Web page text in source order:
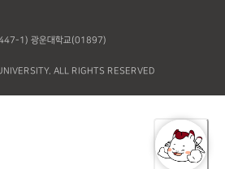
447-1) 광운대학교(01897)
ALL RIGHTS RESERVED